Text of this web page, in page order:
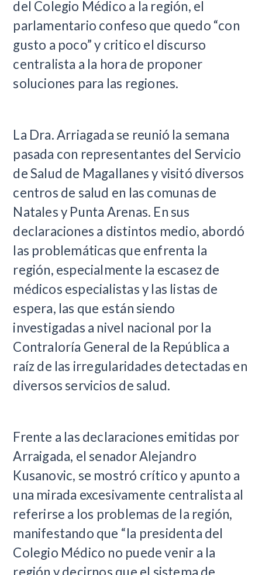
del Colegio Médico a la región, el
parlamentario confeso que quedo “con
gusto a poco” y critico el discurso
centralista a la hora de proponer
soluciones para las regiones.
La Dra. Arriagada se reunió la semana
pasada con representantes del Servicio
de Salud de Magallanes y visitó diversos
centros de salud en las comunas de
Natales y Punta Arenas. En sus
declaraciones a distintos medio, abordó
las problemáticas que enfrenta la
región, especialmente la escasez de
médicos especialistas y las listas de
espera, las que están siendo
investigadas a nivel nacional por la
Contraloría General de la República a
raíz de las irregularidades detectadas en
diversos servicios de salud.
Frente a las declaraciones emitidas por
Arraigada, el senador Alejandro
Kusanovic, se mostró crítico y apunto a
una mirada excesivamente centralista al
referirse a los problemas de la región,
manifestando que “la presidenta del
Colegio Médico no puede venir a la